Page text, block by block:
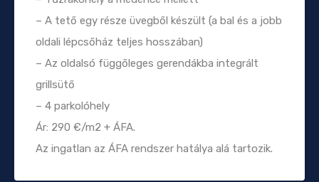
– A tető egy része üvegből készült (a bal és a jobb
oldali lépcsőház teljes hosszában)
– Az oldalsó függőleges gerendákba integrált
grillsütő
– 4 parkolóhely
Ár: 290 €/m2 + ÁFA.
Az ingatlan az ÁFA rendszer hatálya alá tartozik.